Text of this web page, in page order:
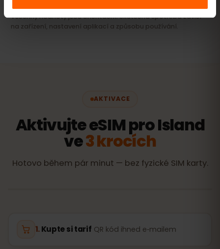
Všechny hodnoty jsou orientační. Skutečná spotřeba závisí
na zařízení, nastavení aplikací a způsobu používání.
AKTIVACE
Aktivujte eSIM pro Island
ve3 krocích
Hotovo během pár minut — bez fyzické SIM karty.
Kupte si tarif QR kód ihned e‑mailem